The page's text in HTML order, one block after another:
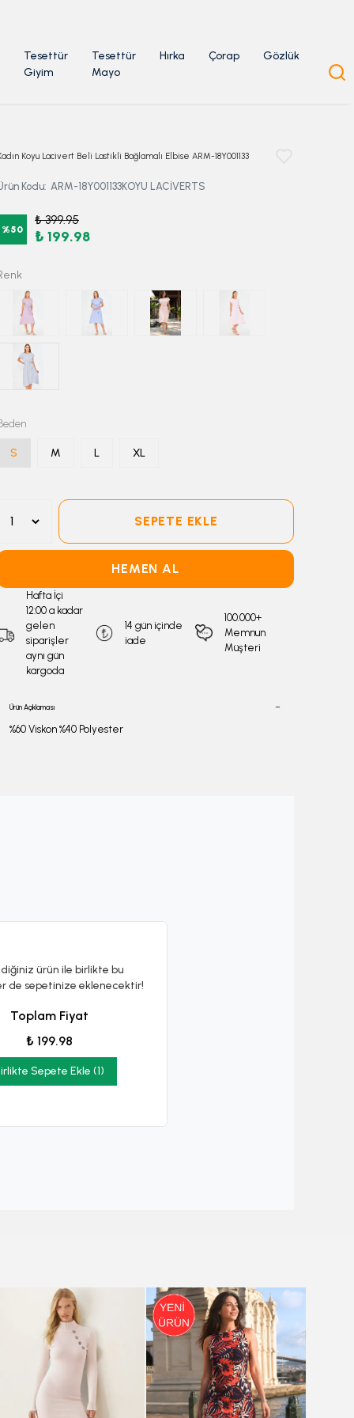
Tesettür
Giyim
Tesettür
Mayo
Hırka Çorap Gözlük
Koyu Lacivert Beli Lastikli Bağlamalı Elbise ARM-18Y001133
Kodu: ARM-18Y001133KOYU LACİVERTS
%50
₺ 399.95
₺ 199.98
S M L XL
SEPETE EKLE
HEMEN AL
Hafta İçi
12:00 a kadar
gelen
siparişler
aynı gün
kargoda
14 gün içinde
iade
100.000+
Memnun
Müşteri
Ürün Açıklaması
%60 Viskon %40 Polyester
ürün ile birlikte bu
de sepetinize eklenecektir!
Toplam Fiyat
₺ 199.98
Sepete Ekle (1)